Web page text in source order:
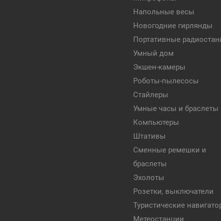
Напольные весы
Новогодние гирлянды
Портативные
Умный дом
Экшен-камеры
Роботы-пылесосы
Стайлеры
Умные часы и браслеты
Компьютеры
Штативы
Сменные ремешки и
браслеты
Эхолоты
Розетки, выключатели
Туристические
Метеостанции